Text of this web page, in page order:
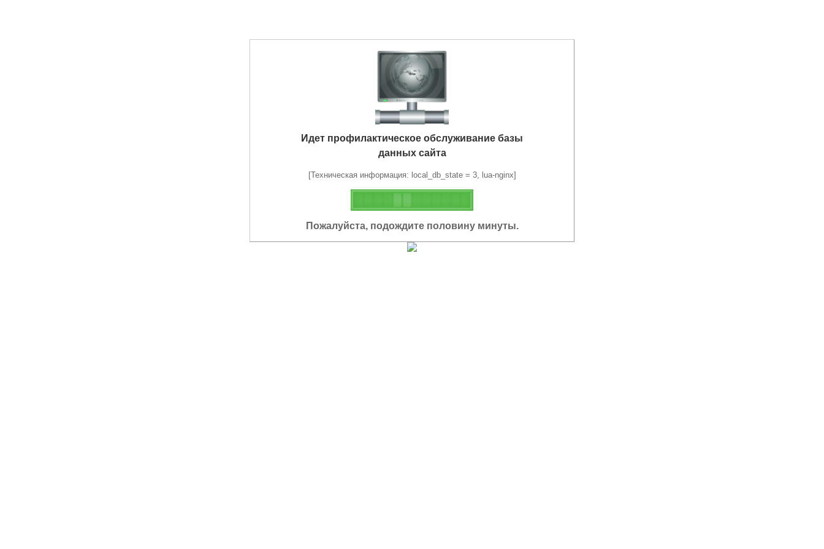
Идет профилактическое обслуживание базы
данных сайта
[Техническая информация: local_db_state = 3, lua-nginx]
Пожалуйста, подождите половину минуты.